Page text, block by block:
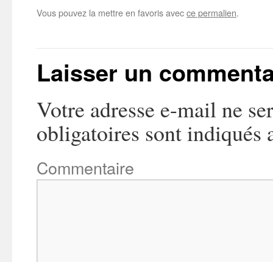
Vous pouvez la mettre en favoris avecce permalien.
Laisser un
Votre adresse e-mail ne
obligatoires sont indiqués
Commentaire